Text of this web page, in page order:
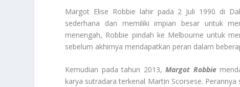
Margot Elise Robbie lahir pada 2 Juli 1990 di
sederhana dan memiliki impian besar untuk
menengah, Robbie pindah ke Melbourne untuk
sebelum akhirnya mendapatkan peran dalam
Kemudian pada tahun 2013,Margot Robbie
karya sutradara terkenal Martin Scorsese.